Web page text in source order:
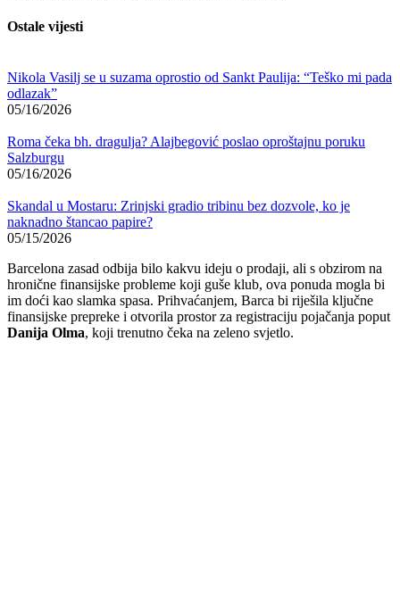
Ostale vijesti
Nikola Vasilj se u suzama oprostio od Sankt Paulija: “Teško mi pada
odlazak”
05/16/2026
Roma čeka bh. dragulja? Alajbegović poslao oproštajnu poruku
Salzburgu
05/16/2026
Skandal u Mostaru: Zrinjski gradio tribinu bez dozvole, ko je
naknadno štancao papire?
05/15/2026
Barcelona zasad odbija bilo kakvu ideju o prodaji, ali s obzirom na
hronične finansijske probleme koji guše klub, ova ponuda mogla bi
im doći kao slamka spasa. Prihvaćanjem, Barca bi riješila ključne
finansijske prepreke i otvorila prostor za registraciju pojačanja poput
Danija Olma, koji trenutno čeka na zeleno svjetlo.